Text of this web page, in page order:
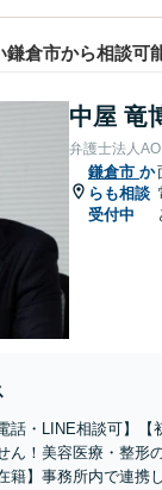
鎌倉市から相談可
中屋 竜
弁護士法人AO
鎌倉市 か
らも相談
受付中
話・LINE相談可】【
ん！美容医療・整形
籍】事務所内で連携